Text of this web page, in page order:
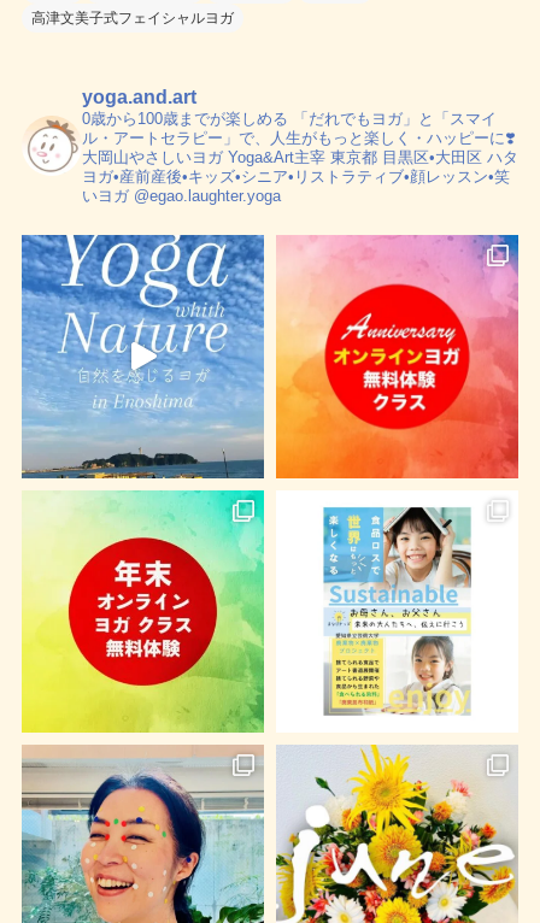
高津文美子式フェイシャルヨガ
yoga.and.art
0歳から100歳までが楽しめる 「だれでもヨガ」と「スマイ
ル・アートセラピー」で、人生がもっと楽しく・ハッピーに❣️
大岡山やさしいヨガ Yoga&Art主宰 東京都 目黒区•大田区 ハタ
ヨガ•産前産後•キッズ•シニア•リストラティブ•顔レッスン•笑
いヨガ@egao.laughter.yoga